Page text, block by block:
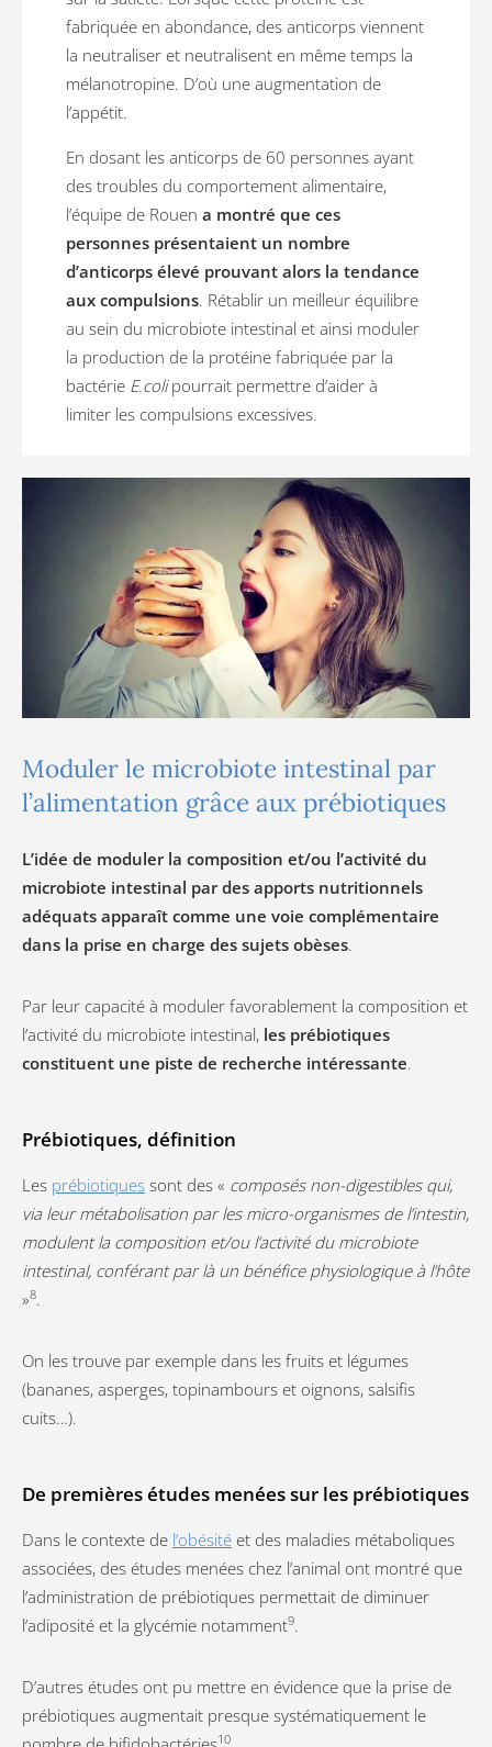
fabriquée en abondance, des anticorps viennent
la neutraliser et neutralisent en même temps la
mélanotropine. D’où une augmentation de
l’appétit.
En dosant les anticorps de 60 personnes ayant
des troubles du comportement alimentaire,
l’équipe de Rouen a montré que ces
personnes présentaient un nombre
d’anticorps élevé prouvant alors la tendance
aux compulsions. Rétablir un meilleur équilibre
au sein du microbiote intestinal et ainsi moduler
la production de la protéine fabriquée par la
bactérie E.colipourrait permettre d’aider à
limiter les compulsions excessives.
Moduler le microbiote intestinal par
l’alimentation grâce aux prébiotiques
L’idée de moduler la composition et/ou l’activité du
microbiote intestinal par des apports nutritionnels
adéquats apparaît comme une voie complémentaire
dans la prise en charge des sujets obèses.
Par leur capacité à moduler favorablement la composition et
l’activité du microbiote intestinal, les prébiotiques
constituent une piste de recherche intéressante.
Prébiotiques, définition
Les prébiotiques sont des « composés non-digestibles qui,
via leur métabolisation par les micro-organismes de l’intestin,
modulent la composition et/ou l’activité du microbiote
intestinal, conférant par là un bénéfice physiologique à l’hôte
»8.
On les trouve par exemple dans les fruits et légumes
(bananes, asperges, topinambours et oignons, salsifis
cuits…).
De premières études menées sur les prébiotiques
Dans le contexte de l’obésité et des maladies métaboliques
associées, des études menées chez l’animal ont montré que
l’administration de prébiotiques permettait de diminuer
l’adiposité et la glycémie notamment9.
D’autres études ont pu mettre en évidence que la prise de
prébiotiques augmentait presque systématiquement le
10